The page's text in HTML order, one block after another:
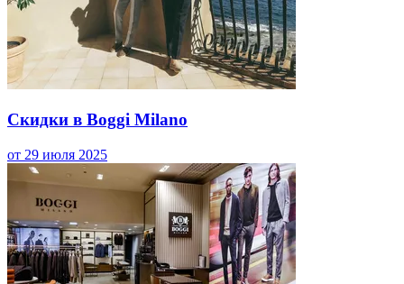
Скидки в Boggi Milano
от 29 июля 2025